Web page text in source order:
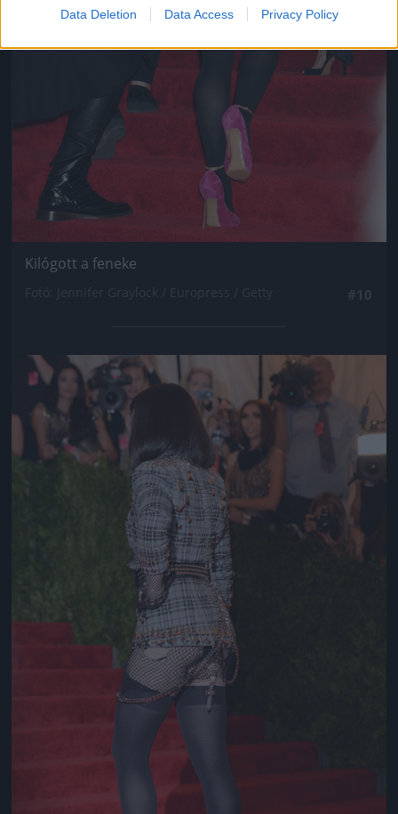
Data Deletion Data Access Privacy Policy
Kilógott a feneke
Jön még kép!